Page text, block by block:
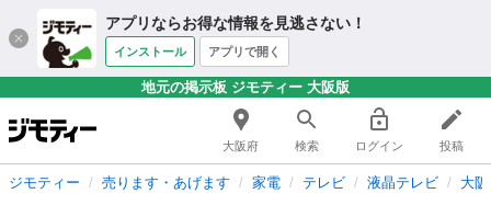
アプリならお得な情報を見逃さない！
インストール アプリで開く
地元の掲示板 ジモティー 大阪版
大阪府 検索 ログイン 投稿
ジモティー 売ります・あげます 家電 テレビ 液晶テレビ 大